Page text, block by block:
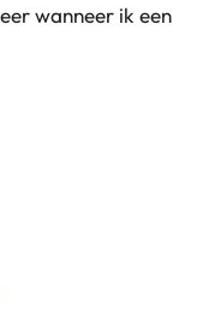
wanneer ik een